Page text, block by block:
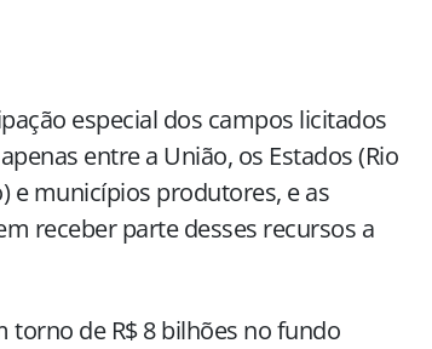
especial dos campos licitados
entre a União, os Estados (Rio
e municípios produtores, e as
receber parte desses recursos a
torno de R$ 8 bilhões no fundo